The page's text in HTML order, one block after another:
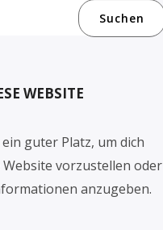
Suchen
WEBSITE
guter Platz, um dich
Website vorzustellen oder
anzugeben.